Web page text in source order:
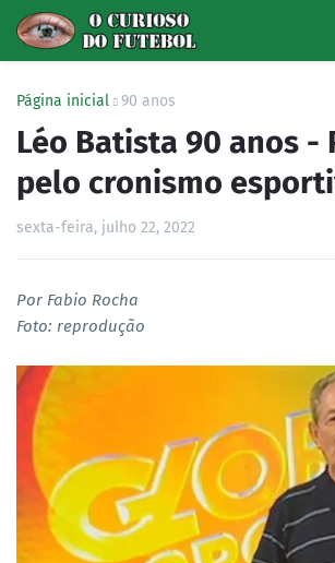
Página inicial 90 anos
Léo Batista 90 anos -
pelo cronismo
sexta-feira, julho 22, 2022
Por Fabio Rocha
Foto: reprodução